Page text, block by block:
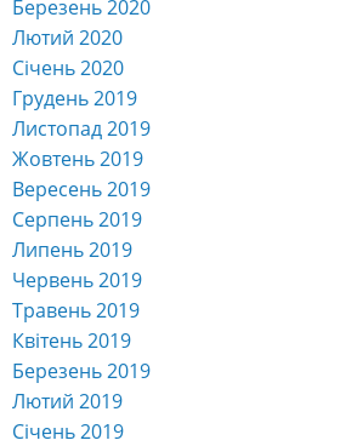
Березень 2020
Лютий 2020
Січень 2020
Грудень 2019
Листопад 2019
Жовтень 2019
Вересень 2019
Серпень 2019
Липень 2019
Червень 2019
Травень 2019
Квітень 2019
Березень 2019
Лютий 2019
Січень 2019